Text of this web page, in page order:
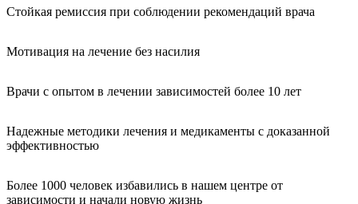
Стойкая ремиссия при соблюдении рекомендаций врача
Мотивация на лечение без насилия
Врачи с опытом в лечении зависимостей более 10 лет
Надежные методики лечения и медикаменты с доказанной
эффективностью
Более 1000 человек избавились в нашем центре от
зависимости и начали новую жизнь